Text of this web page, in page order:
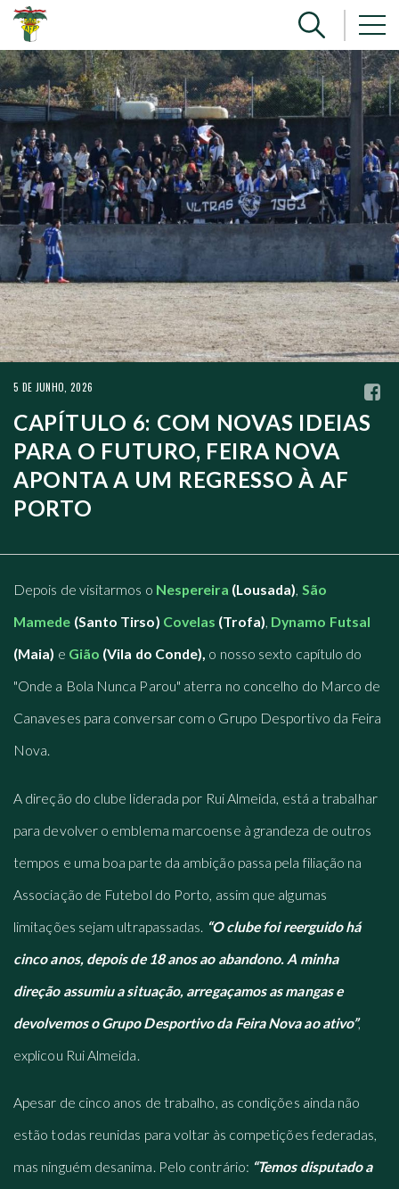
5 DE JUNHO, 2026
CAPÍTULO 6: COM NOVAS IDEIAS
PARA O FUTURO, FEIRA NOVA
APONTA A UM REGRESSO À AF
PORTO
Depois de visitarmos o Nespereira (Lousada), São
Mamede (Santo Tirso) Covelas (Trofa), Dynamo Futsal
(Maia) e Gião (Vila do Conde), o nosso sexto capítulo do
"Onde a Bola Nunca Parou" aterra no concelho do Marco de
Canaveses para conversar com o Grupo Desportivo da Feira
Nova.
A direção do clube liderada por Rui Almeida, está a trabalhar
para devolver o emblema marcoense à grandeza de outros
tempos e uma boa parte da ambição passa pela filiação na
Associação de Futebol do Porto, assim que algumas
limitações sejam ultrapassadas. “O clube foi reerguido há
cinco anos, depois de 18 anos ao abandono. A minha
direção assumiu a situação, arregaçamos as mangas e
devolvemos o Grupo Desportivo da Feira Nova ao ativo”,
explicou Rui Almeida.
Apesar de cinco anos de trabalho, as condições ainda não
estão todas reunidas para voltar às competições federadas,
mas ninguém desanima. Pelo contrário: “Temos disputado a